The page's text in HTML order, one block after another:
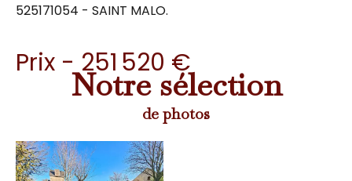
525171054 - SAINT MALO.
Prix - 251 520 €
Notre sélection
de photos